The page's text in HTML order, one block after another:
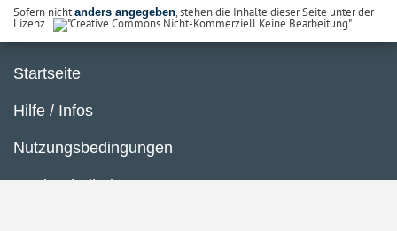
Sofern nichtanders angegeben, stehen die Inhalte dieser Seite unter der
Lizenz
Startseite
Hilfe / Infos
Nutzungsbedingungen
Barrierefreiheit